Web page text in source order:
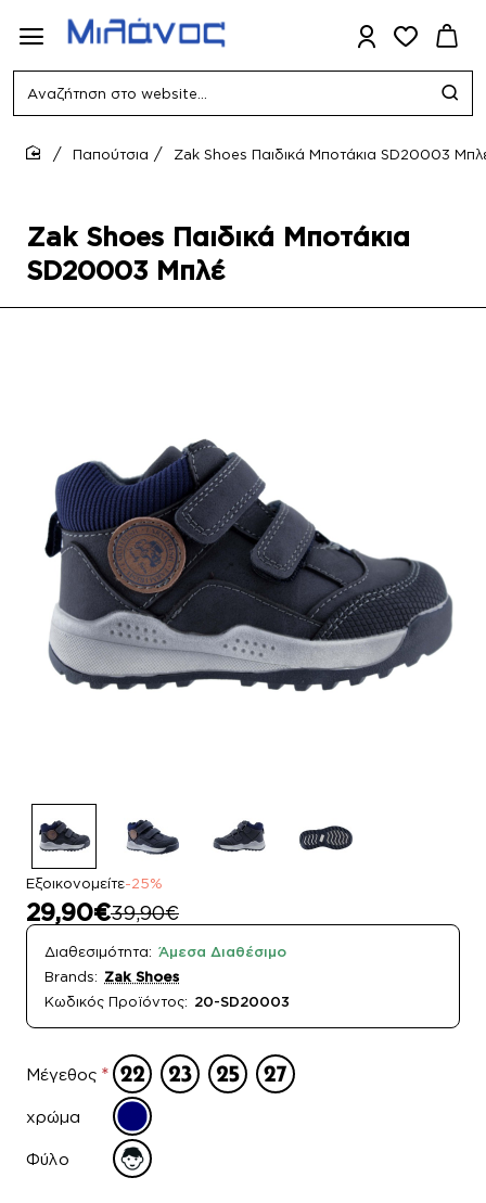
Αναζήτηση
website...
Zak Shoes Παιδικά Μποτάκια
SD20003 Μπλέ
Παπούτσια Zak Shoes Παιδικά Μποτάκια SD20003
Εξοικονομείτε-25%
29,90€39,90€
Διαθεσιμότητα: Άμεσα Διαθέσιμο
Brands: Zak Shoes
Κωδικός Προϊόντος: 20-SD20003
Μέγεθος
χρώμα
Φύλο